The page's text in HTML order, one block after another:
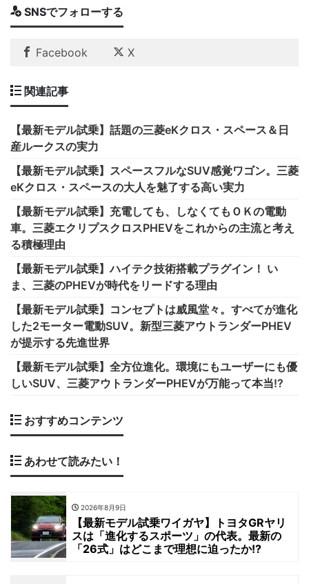
SNSでフォローする
Facebook X
関連記事
【最新モデル試乗】話題の三菱eKクロス・スペース＆日
産ルークスの実力
【最新モデル試乗】スペースフルなSUV感覚ワゴン。三菱
eKクロス・スペースの大人を魅了する高い実力
【最新モデル試乗】充電しても、しなくてもＯＫの電動
車。三菱エクリプスクロスPHEVをこれからの主流と考え
る積極理由
【最新モデル試乗】ハイテク技術搭載プラグイン！ い
ま、三菱のPHEVが時代をリードする理由
【最新モデル試乗】コンセプトは威風堂々。すべてが進化
した2モーター電動SUV。新型三菱アウトランダーPHEV
が提示する先進世界
【最新モデル試乗】全方位進化。環境にもユーザーにも優
しいSUV、三菱アウトランダーPHEVが万能って本当!?
おすすめコンテンツ
あわせて読みたい！
2026年8月9日
【最新モデル試乗ワイガヤ】トヨタGRヤリ
スは「進化するスポーツ」の代表。最新の
「26式」はどこまで理想に迫ったか!?